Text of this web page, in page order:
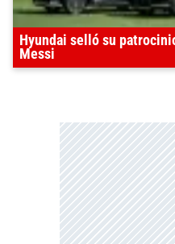
Hyundai selló su
Messi